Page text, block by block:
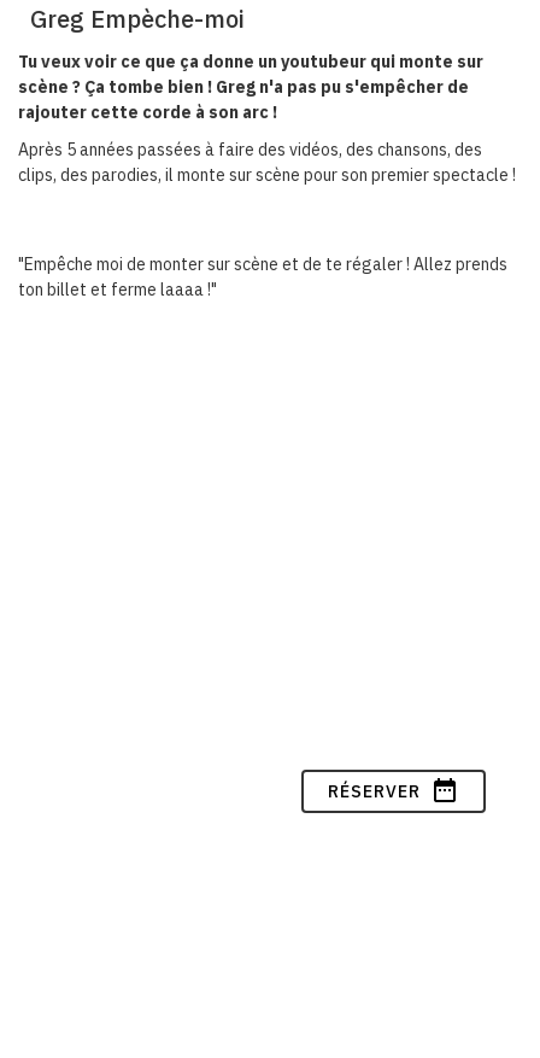
Greg Empèche-moi
Tu veux voir ce que ça donne un youtubeur qui monte sur
scène ? Ça tombe bien ! Greg n'a pas pu s'empêcher de
rajouter cette corde à son arc !
Après 5 années passées à faire des vidéos, des chansons, des
clips, des parodies, il monte sur scène pour son premier spectacle !
"Empêche moi de monter sur scène et de te régaler ! Allez prends
ton billet et ferme laaaa !"
RÉSERVER date_range